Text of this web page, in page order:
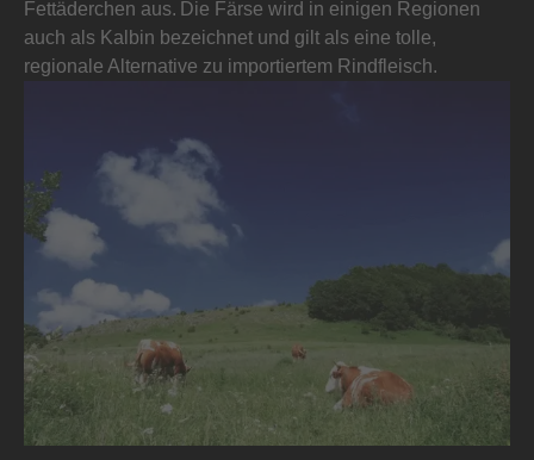
Fettäderchen aus. Die Färse wird in einigen Regionen
auch als Kalbin bezeichnet und gilt als eine tolle,
regionale Alternative zu importiertem Rindfleisch.